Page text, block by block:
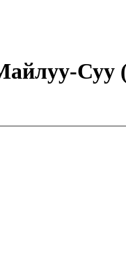
Суу